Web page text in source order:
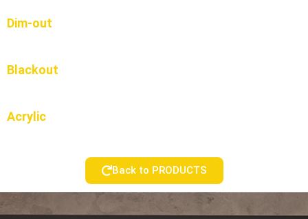
Dim-out
Blackout
Acrylic
Back to PRODUCTS